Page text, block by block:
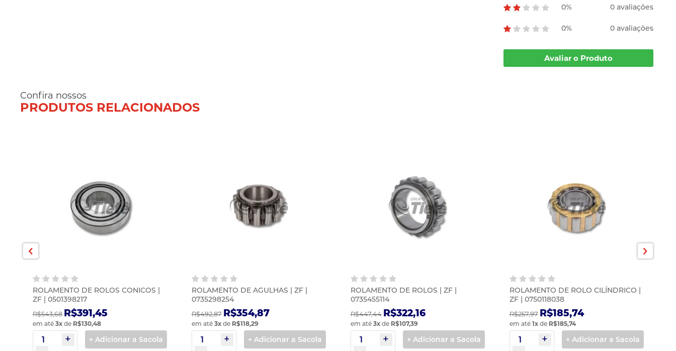
0% 0 avaliações
0% 0 avaliações
Avaliar o Produto
Confira nossos
PRODUTOS RELACIONADOS
ROLAMENTO DE ROLOS CONICOS |
ZF | 0501398217
R$543,68 R$391,45
em até 3xde R$130,48
+ Adicionar a Sacola
ROLAMENTO DE AGULHAS | ZF |
0735298254
R$492,87 R$354,87
em até 3xde R$118,29
+ Adicionar a Sacola
ROLAMENTO DE ROLOS | ZF |
0735455114
R$447,44 R$322,16
em até 3xde R$107,39
+ Adicionar a Sacola
ROLAMENTO DE ROLO CILÍNDRICO |
ZF | 0750118038
R$257,97 R$185,74
em até 1xde R$185,74
+ Adicionar a Sacola